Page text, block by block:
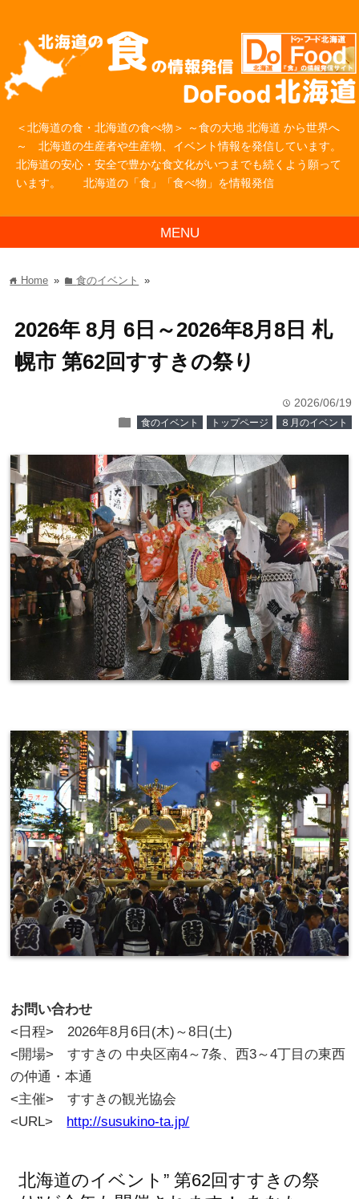
＜北海道の食・北海道の食べ物＞ ～食の大地 北海道 から世界へ
～ 北海道の生産者や生産物、イベント情報を発信しています。
北海道の安心・安全で豊かな食文化がいつまでも続くよう願って
います。 北海道の「食」「食べ物」を情報発信
MENU
home Home » folder食のイベント »
2026年 8月 6日～2026年8月8日 札
幌市 第62回すすきの祭り
time 2026/06/19
folder 食のイベント トップページ ８月のイベント
お問い合わせ
<日程> 2026年8月6日(木)～8日(土)
<開場> すすきの 中央区南4～7条、西3～4丁目の東西
の仲通・本通
<主催> すすきの観光協会
<URL> http://susukino-ta.jp/
北海道のイベント” 第62回すすきの祭